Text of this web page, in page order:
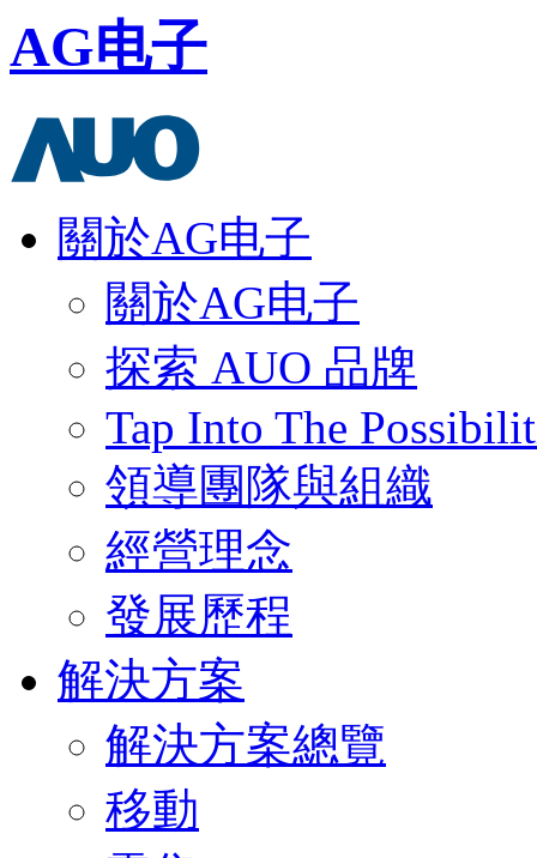
AG电子
關於AG电子
關於AG电子
探索 AUO 品牌
Tap Into The
領導團隊與組織
經營理念
發展歷程
解決方案
解決方案總覽
移動